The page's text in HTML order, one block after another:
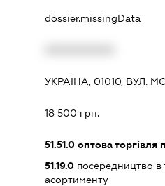
dossier.missingData
УКРАЇНА, 01010, ВУЛ.
18 500 грн.
51.51.0 оптова торгівля
51.19.0 посередництво в
асортименту